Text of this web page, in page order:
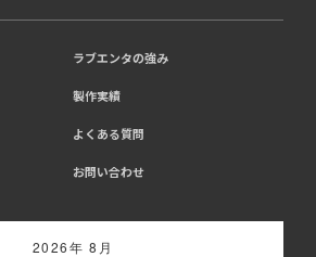
ラブエンタの強み
製作実績
よくある質問
お問い合わせ
2026年 8月